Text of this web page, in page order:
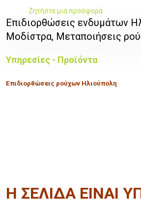
Ζητήστε μια προσφορά
Επιδιορθώσεις ενδυμάτων
Μοδίστρα, Μεταποιήσεις
Υπηρεσίες - Προϊόντα
Επιδιορθώσεις ρούχων Ηλιούπολη
Η ΣΕΛΙΔΑ ΕΙΝΑΙ